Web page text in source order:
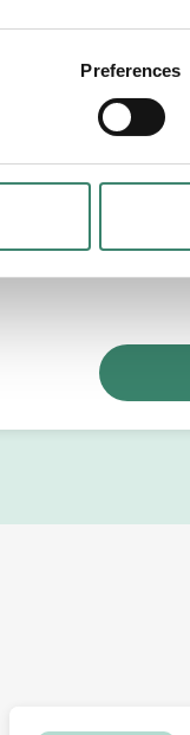
Preferences
Jag godkänner